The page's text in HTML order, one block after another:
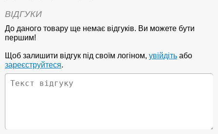
ВІДГУКИ
До даного товару ще немає відгуків. Ви можете бути
першим!
Щоб залишити відгук під своїм логіном, увійдіть або
зареєструйтеся.